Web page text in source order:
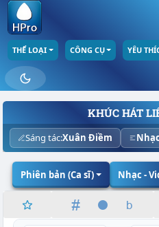
THỂ LOẠI CÔNG CỤ YÊU
KHÚC HÁT
Sáng tác:Xuân Điềm
Phiên bản (Ca sĩ) Nhạc -